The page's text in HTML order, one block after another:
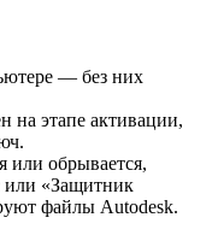
— без них
на этапе активации,
или обрывается,
или «Защитник
файлы Autodesk.